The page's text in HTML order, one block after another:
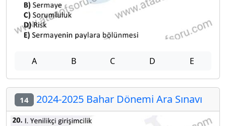
A B C D E
14 2024-2025 Bahar Dönemi Ara Sınavı